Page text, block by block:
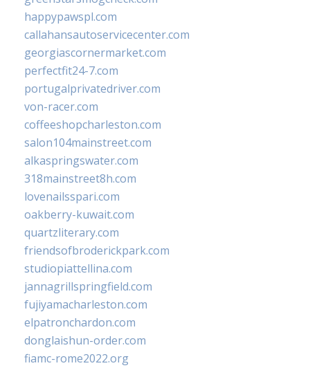
happypawspl.com
callahansautoservicecenter.com
georgiascornermarket.com
perfectfit24-7.com
portugalprivatedriver.com
von-racer.com
coffeeshopcharleston.com
salon104mainstreet.com
alkaspringswater.com
318mainstreet8h.com
lovenailsspari.com
oakberry-kuwait.com
quartzliterary.com
friendsofbroderickpark.com
studiopiattellina.com
jannagrillspringfield.com
fujiyamacharleston.com
elpatronchardon.com
donglaishun-order.com
fiamc-rome2022.org